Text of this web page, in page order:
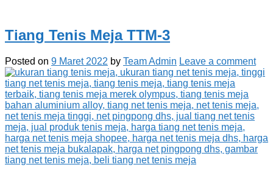
Tiang Tenis Meja TTM-3
Posted on 9 Maret 2022 by Team Admin Leave a comment